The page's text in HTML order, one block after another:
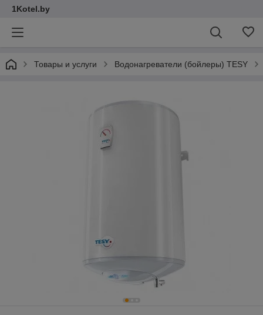
1Kotel.by
Товары и услуги Водонагреватели (бойлеры) TESY